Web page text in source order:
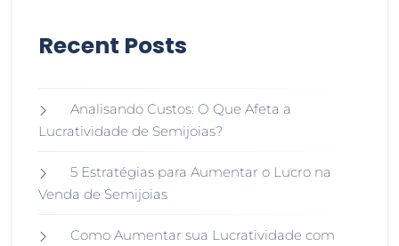
Recent Posts
Analisando Custos: O Que Afeta a
Lucratividade de Semijoias?
5 Estratégias para Aumentar o Lucro na
Venda de Semijoias
Como Aumentar sua Lucratividade com